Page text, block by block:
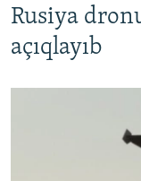
Rusiya
açıqlayıb